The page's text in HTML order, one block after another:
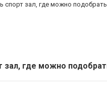
спорт зал, где можно
зал, где можно